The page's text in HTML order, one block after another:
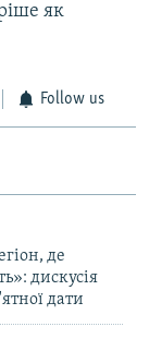
як
Follow us
де
дискусія
дати